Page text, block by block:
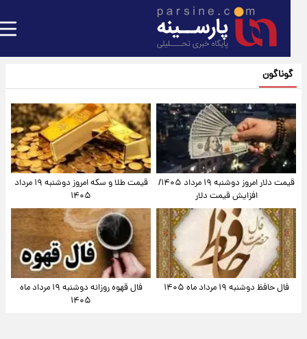
گوناگون
قیمت دلار امروز دوشنبه ۱۹ مرداد ۱۴۰۵/
افزایش قیمت دلار
قیمت طلا و سکه امروز دوشنبه ۱۹ مرداد
۱۴۰۵
فال حافظ دوشنبه ۱۹ مرداد ماه ۱۴۰۵
فال قهوه روزانه دوشنبه ۱۹ مرداد ماه
۱۴۰۵